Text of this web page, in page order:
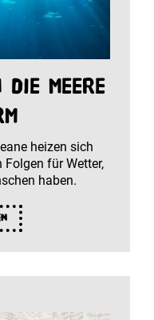
Meere
heizen sich
für Wetter,
haben.